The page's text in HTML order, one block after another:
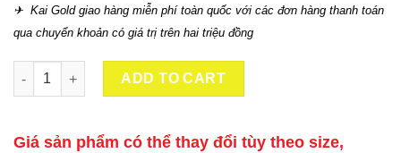
✈ Kai Gold giao hàng miễn phí toàn quốc với các đơn hàng thanh toán
qua chuyển khoản có giá trị trên hai triệu đồng
Vòng Tay Kim Tý Vàng 24K 9999 quantity
ADD TO CART
Giá sản phẩm có thể thay đổi tùy theo size,